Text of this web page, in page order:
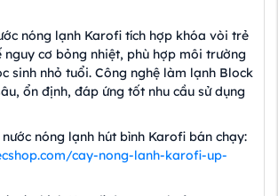
nóng lạnh Karofi tích hợp khóa vòi trẻ
nguy cơ bỏng nhiệt, phù hợp môi trường
sinh nhỏ tuổi. Công nghệ làm lạnh Block
ổn định, đáp ứng tốt nhu cầu sử dụng
nóng lạnh hút bình Karofi bán chạy:
cay-nong-lanh-karofi-up-